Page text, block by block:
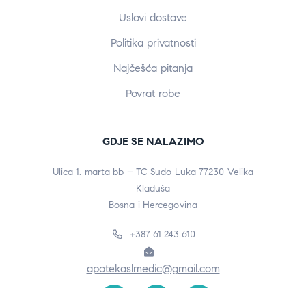
Uslovi dostave
Politika privatnosti
Najčešća pitanja
Povrat robe
GDJE SE NALAZIMO
Ulica 1. marta bb – TC Sudo Luka 77230 Velika
Kladuša
Bosna i Hercegovina
+387 61 243 610
apotekaslmedic@gmail.com